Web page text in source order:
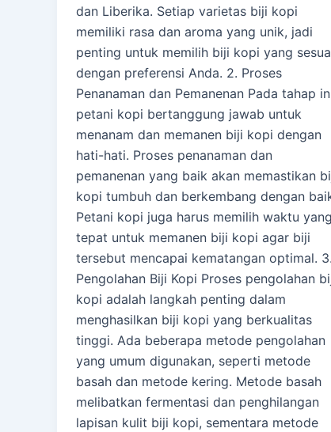
dan Liberika. Setiap varietas biji kopi
memiliki rasa dan aroma yang unik, jadi
penting untuk memilih biji kopi yang
dengan preferensi Anda. 2. Proses
Penanaman dan Pemanenan Pada tahap
petani kopi bertanggung jawab untuk
menanam dan memanen biji kopi dengan
hati-hati. Proses penanaman dan
pemanenan yang baik akan memastikan
kopi tumbuh dan berkembang dengan
Petani kopi juga harus memilih waktu yang
tepat untuk memanen biji kopi agar biji
tersebut mencapai kematangan optimal. 3.
Pengolahan Biji Kopi Proses pengolahan
kopi adalah langkah penting dalam
menghasilkan biji kopi yang berkualitas
tinggi. Ada beberapa metode pengolahan
yang umum digunakan, seperti metode
basah dan metode kering. Metode basah
melibatkan fermentasi dan penghilangan
lapisan kulit biji kopi, sementara metode